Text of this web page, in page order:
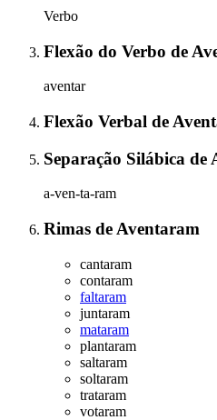
Verbo
Flexão do Verbo de
aventar
Flexão Verbal de
Separação Silábica de
a-ven-ta-ram
Rimas de Aventaram
cantaram
contaram
faltaram
juntaram
mataram
plantaram
saltaram
soltaram
trataram
votaram